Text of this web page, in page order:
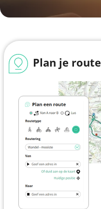
Plan je route